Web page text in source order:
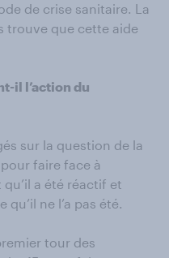
de crise sanitaire. La
trouve que cette aide
il l’action du
sur la question de la
faire face à
qu’il a été réactif et
ne l’a pas été.
tour des